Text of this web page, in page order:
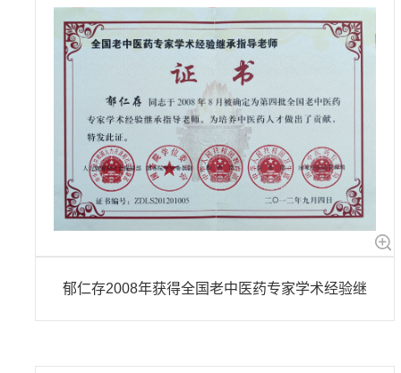
郁仁存2008年获得全国老中医药专家学术经验继承指